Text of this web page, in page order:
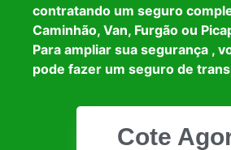
contratando um seguro
Caminhão, Van, Furgão ou
Para ampliar sua segurança ,
pode fazer um seguro de
Cote